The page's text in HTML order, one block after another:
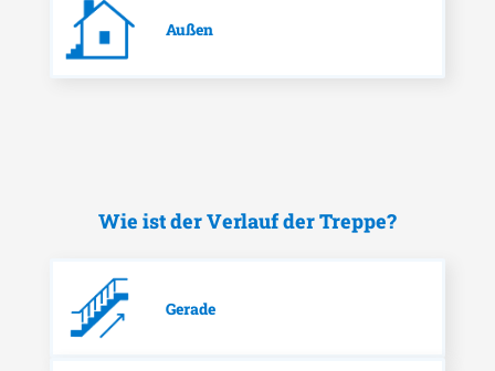
Außen
Wie ist der Verlauf der Treppe?
Gerade